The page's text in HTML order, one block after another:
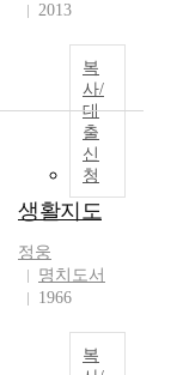
2013
복
사/
대
출
신
청
생활지도
정웅
명치도서
1966
복